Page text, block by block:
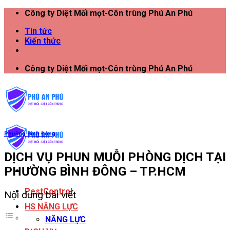
Công ty Diệt Mối mọt-Côn trùng Phú An Phú
Tin tức
Kiến thức
Công ty Diệt Mối mọt-Côn trùng Phú An Phú
PestControl
HS NĂNG LỰC
NĂNG LỰC
Phường Bình Đông
DỊCH VỤ PHUN MUỖI PHÒNG DỊCH TẠI
PHƯỜNG BÌNH ĐÔNG – TP.HCM
Nội dung bài viết